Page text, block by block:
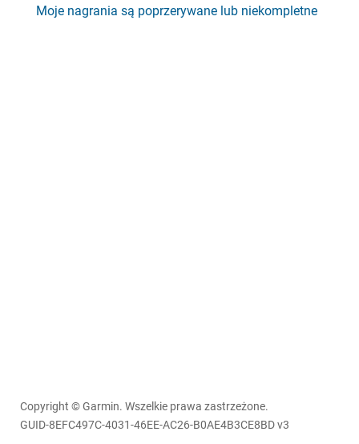
Moje nagrania są poprzerywane lub niekompletne
Copyright © Garmin. Wszelkie prawa zastrzeżone.
GUID-8EFC497C-4031-46EE-AC26-B0AE4B3CE8BD v3